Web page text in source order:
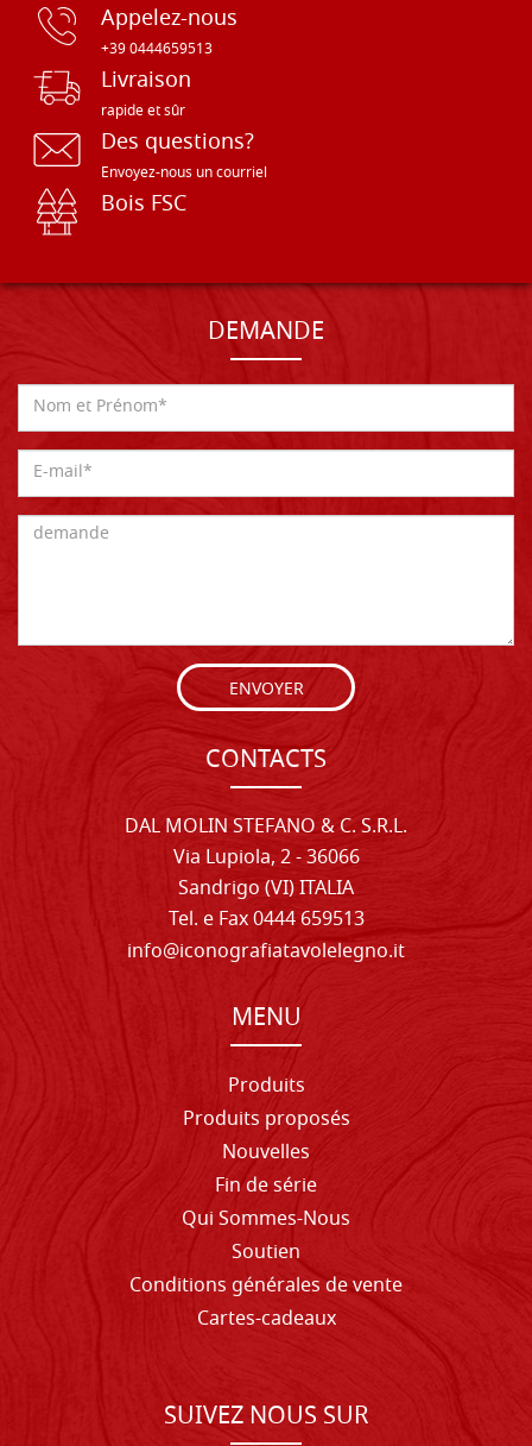
Appelez-nous
+39 0444659513
Livraison
rapide et sûr
Des questions?
Envoyez-nous un courriel
Bois FSC
DEMANDE
ENVOYER
CONTACTS
DAL MOLIN STEFANO & C. S.R.L.
Via Lupiola, 2 - 36066
Sandrigo (VI) ITALIA
Tel. e Fax 0444 659513
info@iconografiatavolelegno.it
MENU
Produits
Produits proposés
Nouvelles
Fin de série
Qui Sommes-Nous
Soutien
Conditions générales de vente
Cartes-cadeaux
SUIVEZ NOUS SUR